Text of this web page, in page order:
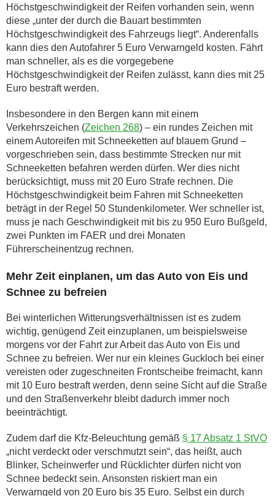
Höchstgeschwindigkeit der Reifen vorhanden sein, wenn
diese „unter der durch die Bauart bestimmten
Höchstgeschwindigkeit des Fahrzeugs liegt“. Anderenfalls
kann dies den Autofahrer 5 Euro Verwarngeld kosten. Fährt
man schneller, als es die vorgegebene
Höchstgeschwindigkeit der Reifen zulässt, kann dies mit 25
Euro bestraft werden.
Insbesondere in den Bergen kann mit einem
Verkehrszeichen (Zeichen 268) – ein rundes Zeichen mit
einem Autoreifen mit Schneeketten auf blauem Grund –
vorgeschrieben sein, dass bestimmte Strecken nur mit
Schneeketten befahren werden dürfen. Wer dies nicht
berücksichtigt, muss mit 20 Euro Strafe rechnen. Die
Höchstgeschwindigkeit beim Fahren mit Schneeketten
beträgt in der Regel 50 Stundenkilometer. Wer schneller ist,
muss je nach Geschwindigkeit mit bis zu 950 Euro Bußgeld,
zwei Punkten im FAER und drei Monaten
Führerscheinentzug rechnen.
Mehr Zeit einplanen, um das Auto von Eis und
Schnee zu befreien
Bei winterlichen Witterungsverhältnissen ist es zudem
wichtig, genügend Zeit einzuplanen, um beispielsweise
morgens vor der Fahrt zur Arbeit das Auto von Eis und
Schnee zu befreien. Wer nur ein kleines Guckloch bei einer
vereisten oder zugeschneiten Frontscheibe freimacht, kann
mit 10 Euro bestraft werden, denn seine Sicht auf die Straße
und den Straßenverkehr bleibt dadurch immer noch
beeinträchtigt.
Zudem darf die Kfz-Beleuchtung gemäß § 17 Absatz 1 StVO
„nicht verdeckt oder verschmutzt sein“, das heißt, auch
Blinker, Scheinwerfer und Rücklichter dürfen nicht von
Schnee bedeckt sein. Ansonsten riskiert man ein
Verwarngeld von 20 Euro bis 35 Euro. Selbst ein durch